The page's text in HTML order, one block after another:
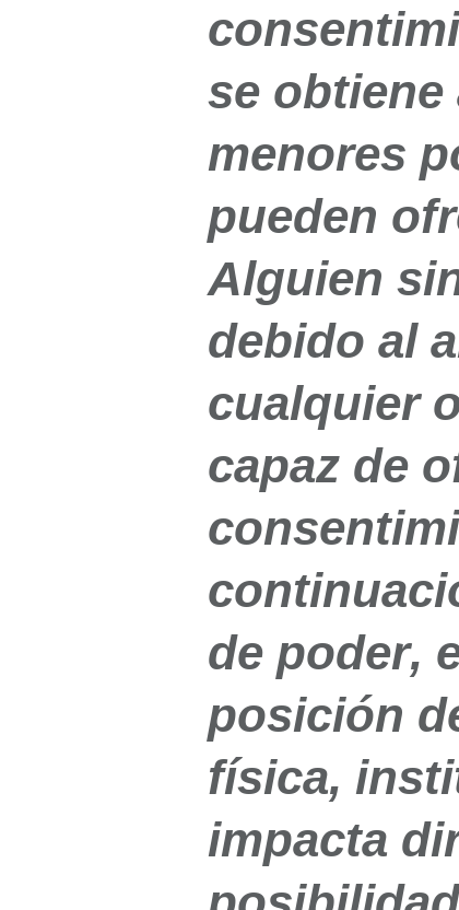
se obtiene
menores
pueden
Alguien
debido al
cualquier
capaz de
de poder,
posición
física,
impacta